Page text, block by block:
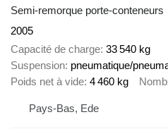
Semi-remorque porte-conteneurs
2005
Capacité de charge 33 540 kg
Suspension pneumatique/
Poids net à vide 4 460 kg
Pays-Bas, Ede